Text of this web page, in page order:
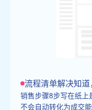
流程清单解决知
销售步骤8步写在纸上
不会自动转化为成交